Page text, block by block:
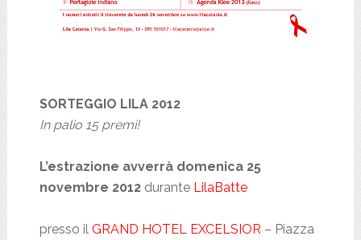
SORTEGGIO LILA 2012
In palio 15 premi!
L’estrazione avverrà domenica 25
novembre 2012durante LilaBatte
presso il GRAND HOTEL EXCELSIOR – Piazza